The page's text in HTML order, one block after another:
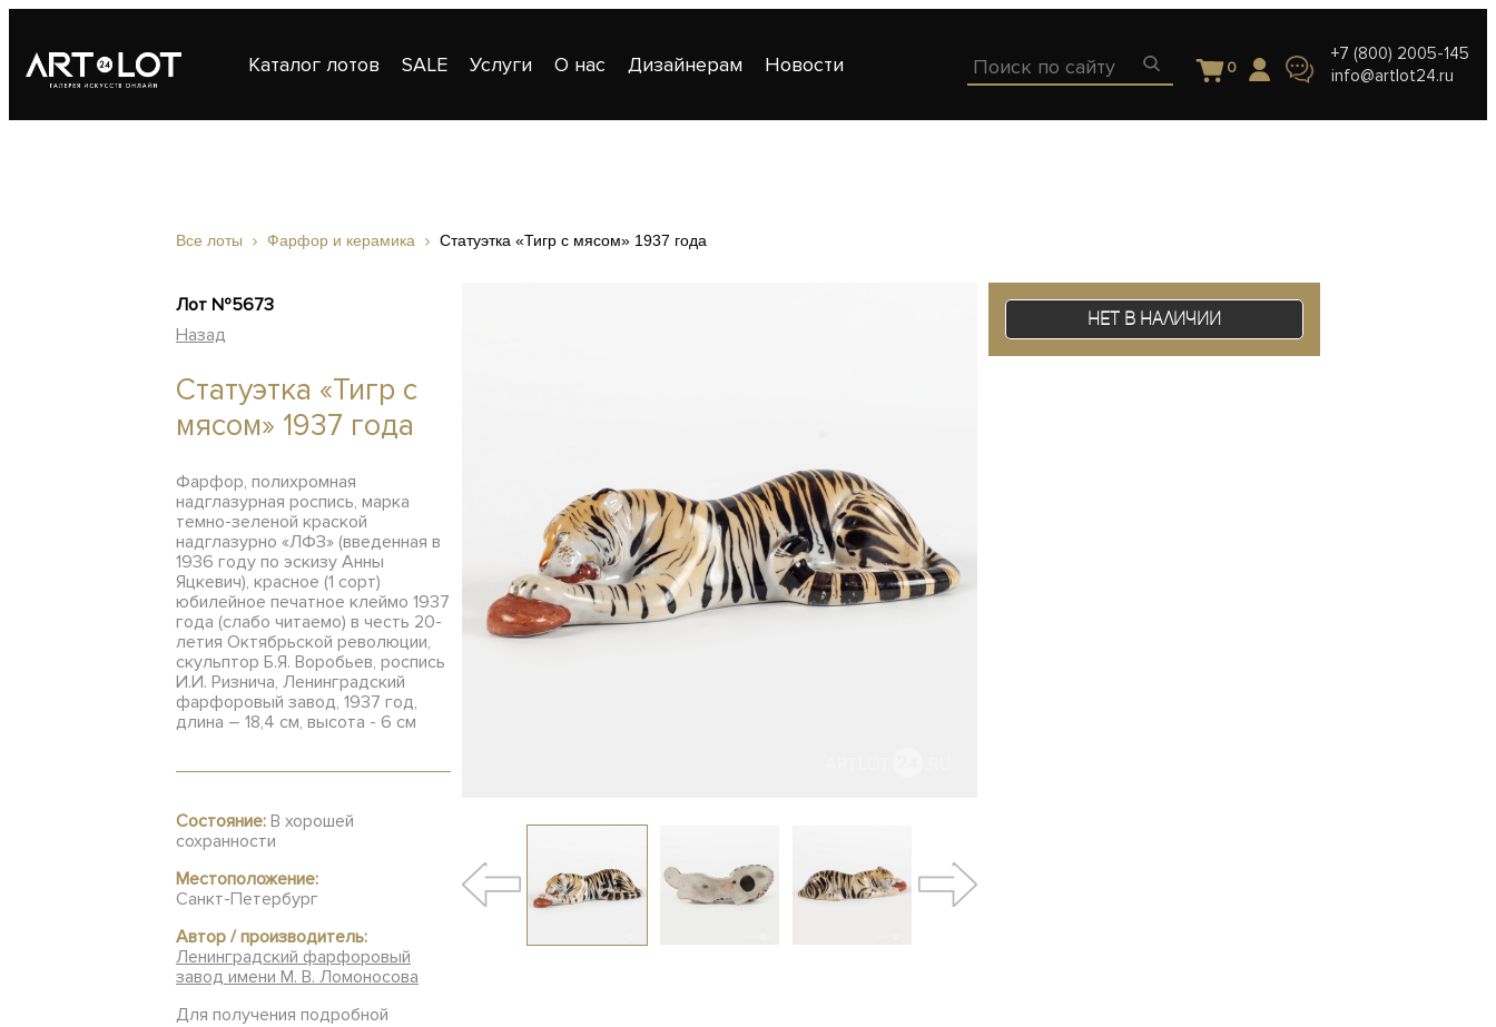
Каталог лотов SALE Услуги О нас Дизайнерам Новости 0
+7 (800) 2005-145
info@artlot24.ru
Все лоты Фарфор и керамика Статуэтка «Тигр с мясом» 1937 года
Лот №5673
Назад
Статуэтка «Тигр с
мясом» 1937 года
Фарфор, полихромная
надглазурная роспись, марка
темно-зеленой краской
надглазурно «ЛФЗ» (введенная в
1936 году по эскизу Анны
Яцкевич), красное (1 сорт)
юбилейное печатное клеймо 1937
года (слабо читаемо) в честь 20-
летия Октябрьской революции,
скульптор Б.Я. Воробьев, роспись
И.И. Ризнича, Ленинградский
фарфоровый завод, 1937 год,
длина – 18,4 см, высота - 6 см
Состояние: В хорошей
сохранности
Местоположение:
Санкт-Петербург
Автор / производитель:
Ленинградский фарфоровый
завод имени М. В. Ломоносова
Для получения подробной
Нет в наличии